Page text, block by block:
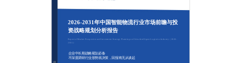
2026-2031年中国智能物流行业市场前瞻与投
资战略规划分析报告
Report of Market Prospective and Investment Strategy Planning on China Intelligent Logistics Industry（2026-
2031）
企业中长期战略规划必备
不深度调研行业形势就决策，回报将无从谈起